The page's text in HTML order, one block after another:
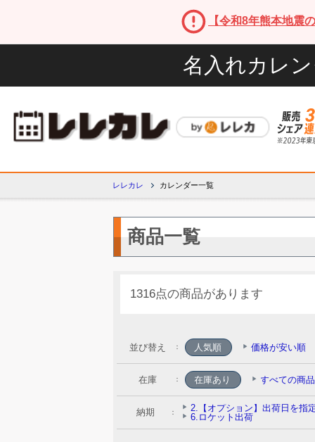
【令和8年熊本地震
名入れカレ
レレカレ カレンダー一覧
商品一覧
1316点の商品があります
並び替え ： 人気順 価格が安い順
在庫 ：
納期 ：